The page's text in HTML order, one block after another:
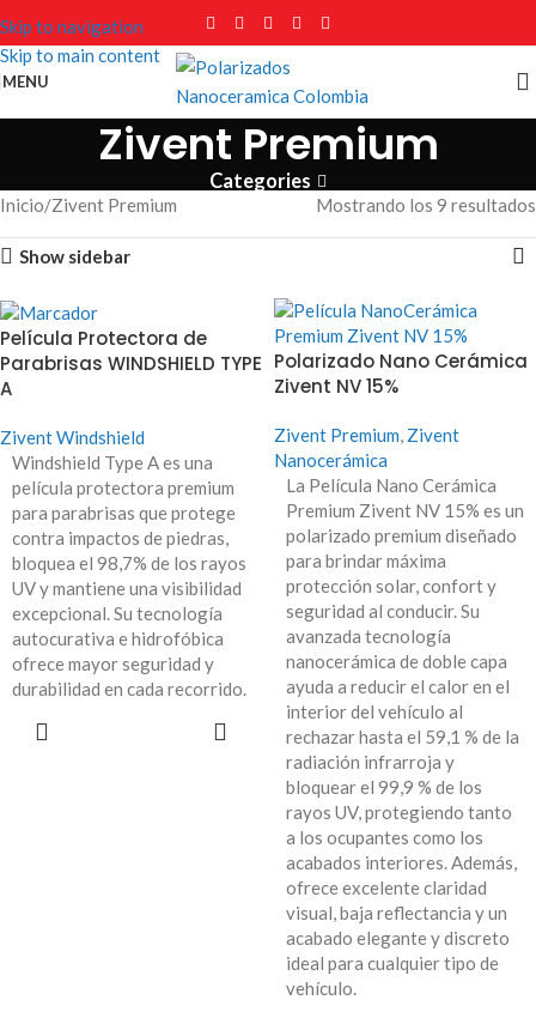
Skip to navigation
Skip to main content
MENU
Zivent Premium
Categories
Inicio Zivent Premium Mostrando los 9 resultados
Show sidebar
Película Protectora de
Parabrisas WINDSHIELD TYPE
A
Zivent Windshield
Windshield Type A es una
película protectora premium
para parabrisas que protege
contra impactos de piedras,
bloquea el 98,7% de los rayos
UV y mantiene una visibilidad
excepcional. Su tecnología
autocurativa e hidrofóbica
ofrece mayor seguridad y
durabilidad en cada recorrido.
Polarizado Nano Cerámica
Zivent NV 15%
Zivent Premium, Zivent
Nanocerámica
La Película Nano Cerámica
Premium Zivent NV 15% es un
polarizado premium diseñado
para brindar máxima
protección solar, confort y
seguridad al conducir. Su
avanzada tecnología
nanocerámica de doble capa
ayuda a reducir el calor en el
interior del vehículo al
rechazar hasta el 59,1 % de la
radiación infrarroja y
bloquear el 99,9 % de los
rayos UV, protegiendo tanto
a los ocupantes como los
acabados interiores. Además,
ofrece excelente claridad
visual, baja reflectancia y un
acabado elegante y discreto
ideal para cualquier tipo de
vehículo.